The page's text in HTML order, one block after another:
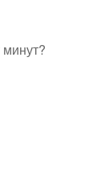
минут?